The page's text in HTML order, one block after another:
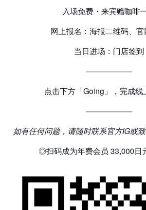
入场免费・来宾赠咖啡
网上报名：海报二维码、
当日进场：门店签到
——————
点击下方「Going」，完成线
——————
如有任何问题，请随时联系官方IG或
◎扫码成为年费会员 33,000日